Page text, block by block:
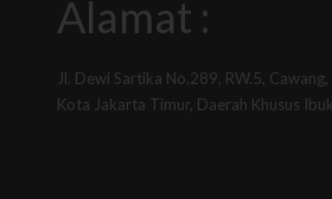
Alamat :
Jl. Dewi Sartika No.289, RW.5, Cawang,
Kota Jakarta Timur, Daerah Khusus